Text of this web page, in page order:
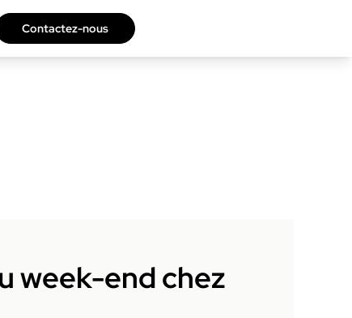
Contactez-nous
week-end chez